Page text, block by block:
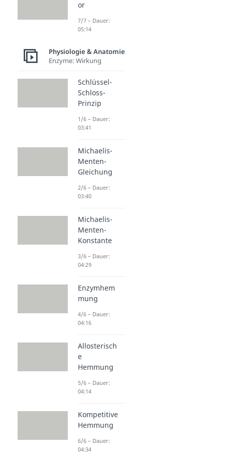
or
7/7 – Dauer:
05:14
Physiologie & Anatomie
Enzyme: Wirkung
Schlüssel-
Schloss-
Prinzip
1/6 – Dauer:
03:41
Michaelis-
Menten-
Gleichung
2/6 – Dauer:
03:40
Michaelis-
Menten-
Konstante
3/6 – Dauer:
04:29
Enzymhem
mung
4/6 – Dauer:
04:16
Allosterisch
e
Hemmung
5/6 – Dauer:
04:14
Kompetitive
Hemmung
6/6 – Dauer:
04:34